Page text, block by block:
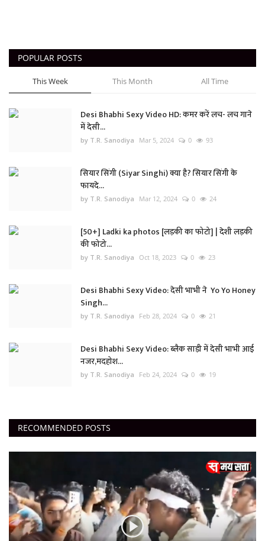
POPULAR POSTS
This Week This Month All Time
Desi Bhabhi Sexy Video HD: कमर करें लच- लच गाने
में देसी...
by T.R. Sanodiya Mar 5, 2024 0 93
सियार सिंगी (Siyar Singhi) क्या है? सियार सिंगी के
फायदे...
by T.R. Sanodiya Mar 12, 2024 0 24
[50+] Ladki ka photos [लड़की का फोटो] | देशी लड़की
की फोटो...
by T.R. Sanodiya Oct 18, 2023 0 23
Desi Bhabhi Sexy Video: देसी भाभी ने Yo Yo Honey
Singh...
by T.R. Sanodiya Feb 28, 2024 0 21
Desi Bhabhi Sexy Video: ब्लैक साड़ी में देसी भाभी आई
नजर,मदहोश...
by T.R. Sanodiya Feb 24, 2024 0 19
RECOMMENDED POSTS